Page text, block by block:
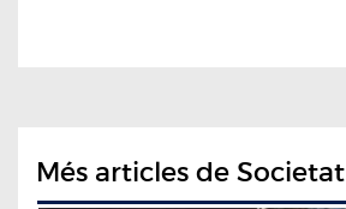
Més articles de Societat